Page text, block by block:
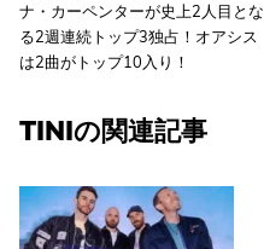
ナ・カーペンターが史上2人目とな
る2週連続トップ3独占！オアシス
は2曲がトップ10入り！
TINIの関連記事